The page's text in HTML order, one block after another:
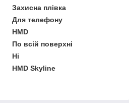
Захисна плівка
Для телефону
HMD
По всій поверхні
Ні
HMD Skyline